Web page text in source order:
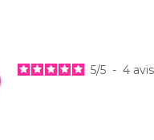
5/5 - 4 avis